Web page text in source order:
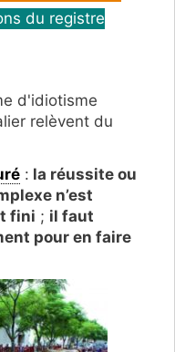
du registre
d'idiotisme
relèvent du
: la réussite ou
n’est
fini ; il faut
pour en faire